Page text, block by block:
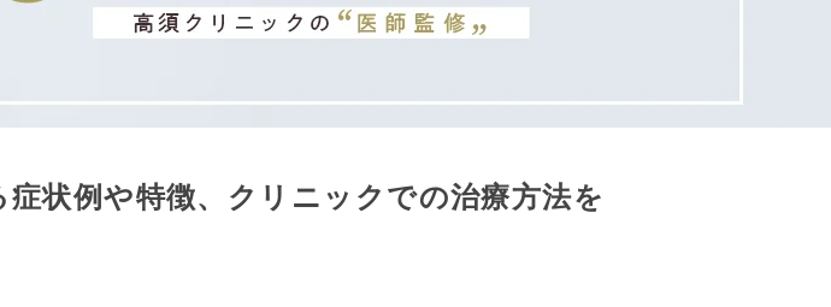
状例や特徴、クリニックでの治療方法を